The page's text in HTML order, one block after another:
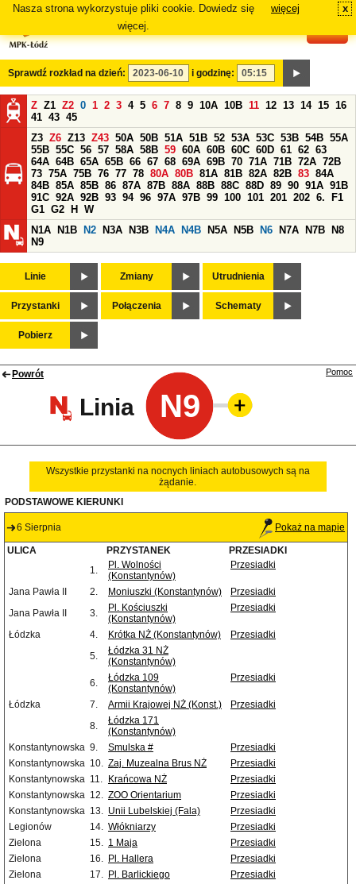
Nasza strona wykorzystuje pliki cookie. Dowiedz się
więcej.
więcej x
Sprawdź rozkład na dzień: i godzinę:
Z Z1 Z2 0 1 2 3 4 5 6 7 8 9 10A 10B 11 12 13 14 15 16
41 43 45
Z3 Z6 Z13 Z43 50A 50B 51A 51B 52 53A 53C 53B 54B 55A
55B 55C 56 57 58A 58B 59 60A 60B 60C 60D 61 62 63
64A 64B 65A 65B 66 67 68 69A 69B 70 71A 71B 72A 72B
73 75A 75B 76 77 78 80A 80B 81A 81B 82A 82B 83 84A
84B 85A 85B 86 87A 87B 88A 88B 88C 88D 89 90 91A 91B
91C 92A 92B 93 94 96 97A 97B 99 100 101 201 202 6.
F1
G1 G2 H
W
N1A
N1B N2 N3A N3B N4A N4B N5A N5B N6 N7A N7B
N8
N9
Linie Zmiany Utrudnienia
Przystanki Połączenia Schematy
Pobierz
Powrót
Linia N9
Pomoc
Wszystkie przystanki na nocnych liniach autobusowych są na
żądanie.
PODSTAWOWE KIERUNKI
6 Sierpnia Pokaż na mapie
ULICA PRZYSTANEK
PRZESIADKI
1.
Pl. Wolności
(Konstantynów)
Przesiadki
Jana Pawła II 2. Moniuszki (Konstantynów)
Przesiadki
Jana Pawła II
3.
Pl. Kościuszki
(Konstantynów)
Przesiadki
Łódzka 4. Krótka NŻ (Konstantynów)
Przesiadki
5.
Łódzka 31 NŻ
(Konstantynów)
6.
Łódzka 109
(Konstantynów)
Przesiadki
Łódzka 7. Armii Krajowej NŻ (Konst.)
Przesiadki
8.
Łódzka 171
(Konstantynów)
Konstantynowska 9. Smulska #
Przesiadki
Konstantynowska 10. Zaj. Muzealna Brus NŻ
Przesiadki
Konstantynowska 11. Krańcowa NŻ
Przesiadki
Konstantynowska 12. ZOO Orientarium
Przesiadki
Konstantynowska 13. Unii Lubelskiej (Fala)
Przesiadki
Legionów
14. Włókniarzy
Przesiadki
Zielona
15. 1 Maja
Przesiadki
Zielona
16. Pl. Hallera
Przesiadki
Zielona
17. Pl. Barlickiego
Przesiadki